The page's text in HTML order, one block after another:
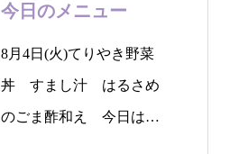
今日のメニュー
8月4日(火)てりやき野菜
丼 すまし汁 はるさめ
のごま酢和え 今日はて